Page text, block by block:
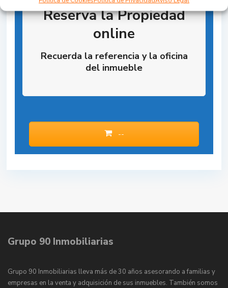
Reserva la Propiedad
online
Recuerda la referencia y la oficina
del inmueble
--
Grupo 90 Inmobiliarias
Grupo 90 Inmobiliarias lleva más de 30 años asesorando a familias y
empresas en la venta y adquisición de sus inmuebles. También somos